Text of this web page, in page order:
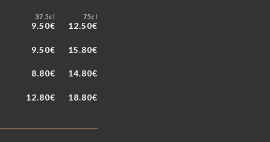
37.5cl
9.50€
75cl
12.50€
9.50€ 15.80€
8.80€ 14.80€
12.80€ 18.80€